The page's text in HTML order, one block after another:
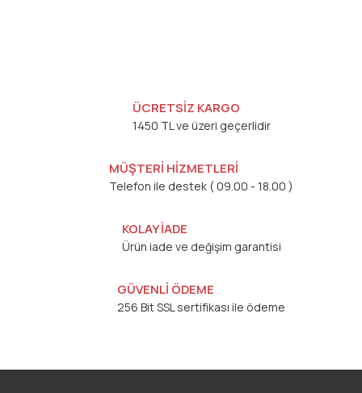
ÜCRETSİZ KARGO
1450 TL ve üzeri geçerlidir
MÜŞTERİ HİZMETLERİ
Telefon ile destek ( 09.00 - 18.00 )
KOLAY İADE
Ürün iade ve değişim garantisi
GÜVENLİ ÖDEME
256 Bit SSL sertifikası ile ödeme